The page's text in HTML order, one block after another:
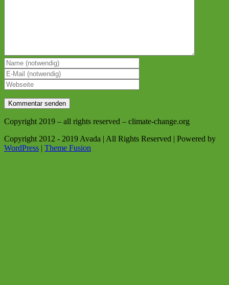
Copyright 2019 – all rights reserved – climate-change.org
Copyright 2012 - 2019 Avada | All Rights Reserved | Powered by
WordPress | Theme Fusion